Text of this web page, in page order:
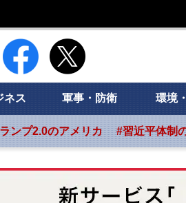
潮社 Foresight フォーサイト
ネス 軍事・防衛 環境
ンプ2.0のアメリカ #習近平体制